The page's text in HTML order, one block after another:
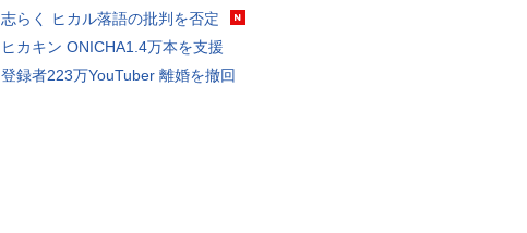
志らく ヒカル落語の批判を否定
ヒカキン ONICHA1.4万本を支援
登録者223万YouTuber 離婚を撤回